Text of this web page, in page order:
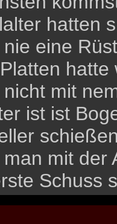
hatten
nie eine
hatte
mit
ist ist
man mit der
Schuss